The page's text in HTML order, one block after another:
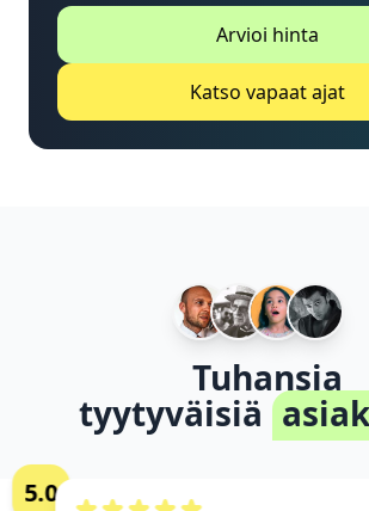
Arvioi hinta
Katso vapaat ajat
Tuhansia
tyytyväisiä
5.0